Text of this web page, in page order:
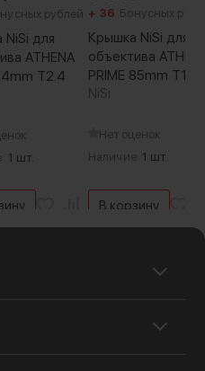
рублей
для
ATHENA
T2.4
1 шт.
+ 36 Бонусных
Крышка NiSi для
объектива
PRIME 85mm T1.9
NiSi
Нет оценок
Наличие: 1 шт.
В корзину